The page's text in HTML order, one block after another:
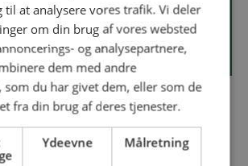
til at analysere vores trafik. Vi deler
om din brug af vores websted
og analysepartnere,
dem med andre
som du har givet dem, eller som de
fra din brug af deres tjenester.
Ydeevne Målretning